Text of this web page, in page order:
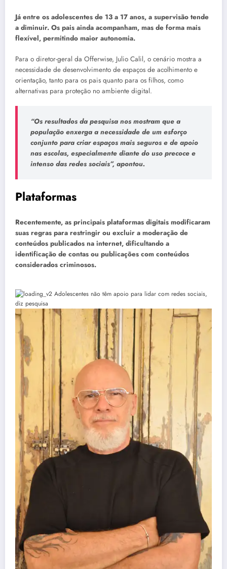
Já entre os adolescentes de 13 a 17 anos, a supervisão tende
a diminuir. Os pais ainda acompanham, mas de forma mais
flexível, permitindo maior autonomia.
Para o diretor-geral da Offerwise, Julio Calil, o cenário mostra a
necessidade de desenvolvimento de espaços de acolhimento e
orientação, tanto para os pais quanto para os filhos, como
alternativas para proteção no ambiente digital.
“Os resultados da pesquisa nos mostram que a
população enxerga a necessidade de um esforço
conjunto para criar espaços mais seguros e de apoio
nas escolas, especialmente diante do uso precoce e
intenso das redes sociais”, apontou.
Plataformas
Recentemente, as principais plataformas digitais modificaram
suas regras para restringir ou excluir a moderação de
conteúdos publicados na internet, dificultando a
identificação de contas ou publicações com conteúdos
considerados criminosos.